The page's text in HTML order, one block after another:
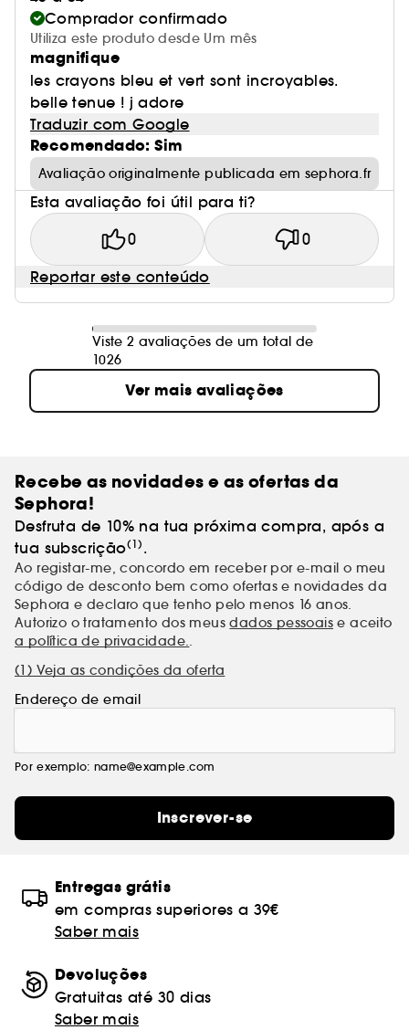
Comprador confirmado
Utiliza este produto desde Um mês
magnifique
les crayons bleu et vert sont incroyables.
belle tenue ! j adore
Traduzir com Google
Recomendado: Sim
Avaliação originalmente publicada em sephora.fr
Esta avaliação foi útil para ti?
0 0
Reportar este conteúdo
Viste 2 avaliações de um total de
1026
Ver mais avaliações
Recebe as novidades e as ofertas da
Sephora!
Desfruta de 10% na tua próxima compra, após a
tua subscrição(1) .
Ao registar-me, concordo em receber por e-mail o meu
código de desconto bem como ofertas e novidades da
Sephora e declaro que tenho pelo menos 16 anos.
Autorizo o tratamento dos meusdados pessoais e aceito
a política de privacidade..
(1) Veja as condições da oferta
Endereço de email
Por exemplo: name@example.com
Inscrever-se
Entregas grátis
em compras superiores a 39€
Saber mais
Devoluções
Gratuitas até 30 dias
Saber mais